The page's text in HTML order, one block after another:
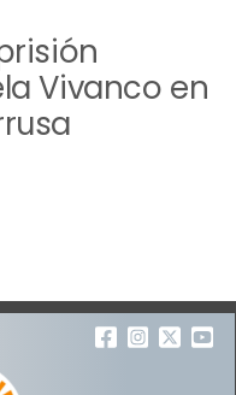
Vivanco en